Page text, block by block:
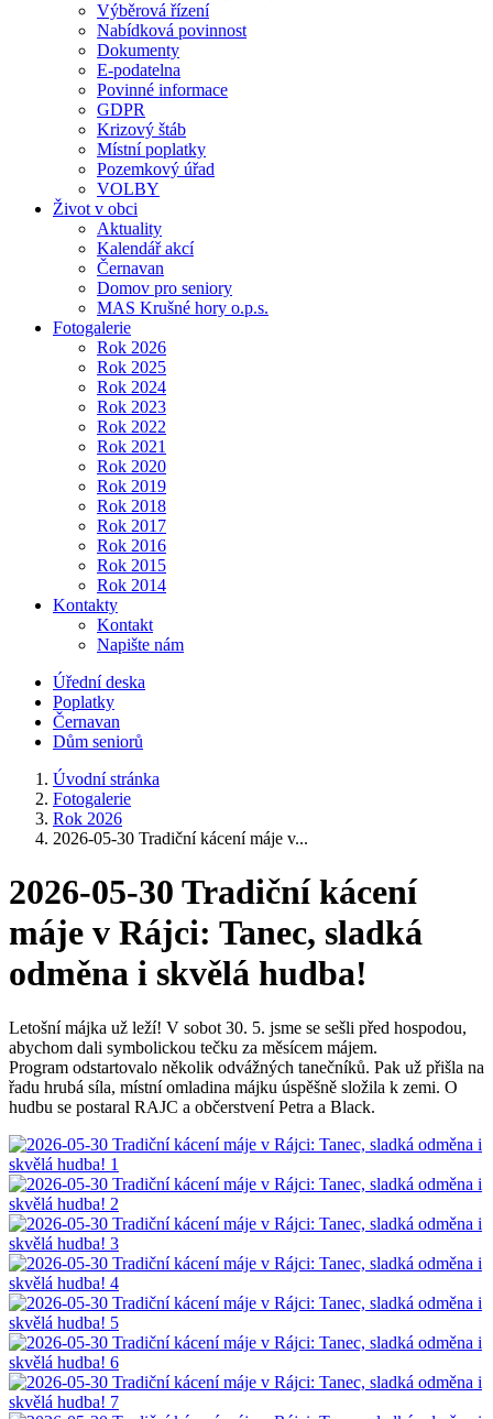
Výběrová řízení
Nabídková povinnost
Dokumenty
E-podatelna
Povinné informace
GDPR
Krizový štáb
Místní poplatky
Pozemkový úřad
VOLBY
Život v obci
Aktuality
Kalendář akcí
Černavan
Domov pro seniory
MAS Krušné hory o.p.s.
Fotogalerie
Rok 2026
Rok 2025
Rok 2024
Rok 2023
Rok 2022
Rok 2021
Rok 2020
Rok 2019
Rok 2018
Rok 2017
Rok 2016
Rok 2015
Rok 2014
Kontakty
Kontakt
Napište nám
Úřední deska
Poplatky
Černavan
Dům seniorů
Úvodní stránka
Fotogalerie
Rok 2026
2026-05-30 Tradiční kácení máje v...
2026-05-30 Tradiční kácení
máje v Rájci: Tanec, sladká
odměna i skvělá hudba!
Letošní májka už leží! V sobot 30. 5. jsme se sešli před hospodou,
abychom dali symbolickou tečku za měsícem májem.
Program odstartovalo několik odvážných tanečníků. Pak už přišla na
řadu hrubá síla, místní omladina májku úspěšně složila k zemi. O
hudbu se postaral RAJC a občerstvení Petra a Black.